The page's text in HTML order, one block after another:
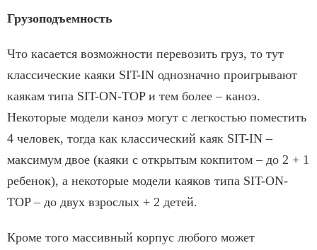
Грузоподъемность
Что касается возможности перевозить груз, то тут
классические каяки SIT-IN однозначно проигрывают
каякам типа SIT-ON-TOP и тем более – каноэ.
Некоторые модели каноэ могут с легкостью поместить
4 человек, тогда как классический каяк SIT-IN –
максимум двое (каяки с открытым кокпитом – до 2 + 1
ребенок), а некоторые модели каяков типа SIT-ON-
TOP – до двух взрослых + 2 детей.
Кроме того массивный корпус любого может